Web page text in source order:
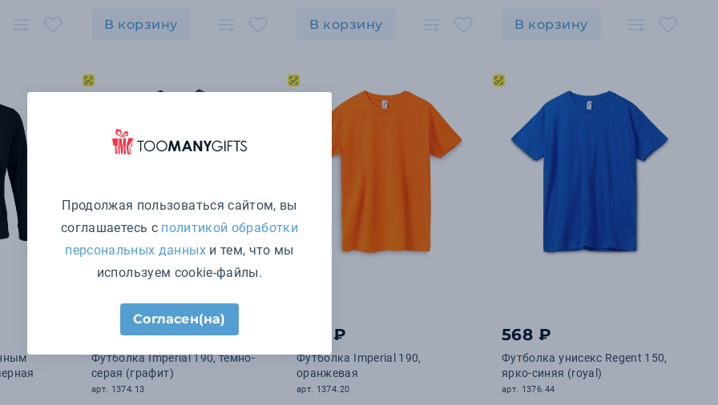
В корзину В корзину В корзину
748 ₽
Футболка Imperial 190, темно-
серая (графит)
арт. 1374.13
748 ₽
Футболка Imperial 190,
оранжевая
арт. 1374.20
568 ₽
Футболка унисекс Regent 150,
ярко-синяя (royal)
арт. 1376.44
Продолжая пользоваться сайтом, вы
соглашаетесь с политикой обработки
персональных данныхи тем, что мы
используем cookie-файлы.
Согласен(на)